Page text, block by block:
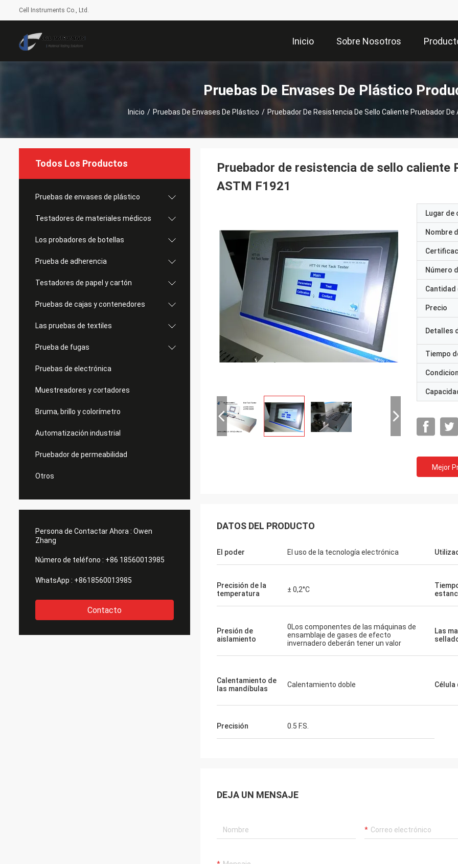
Cell Instruments Co., Ltd.
Inicio Sobre Nosotros
Pruebas De Envases De Plástico
Inicio / Pruebas De Envases De Plástico / Pruebador De Resistencia De Sello Caliente Pruebador De
Todos Los Productos
Pruebas de envases de plástico
Testadores de materiales médicos
Los probadores de botellas
Prueba de adherencia
Testadores de papel y cartón
Pruebas de cajas y contenedores
Las pruebas de textiles
Prueba de fugas
Pruebas de electrónica
Muestreadores y cortadores
Bruma, brillo y colorímetro
Automatización industrial
Pruebador de permeabilidad
Otros
Persona de Contactar Ahora : Owen
Zhang
Número de teléfono : +86 18560013985
WhatsApp : +8618560013985
Contacto
Pruebador de resistencia de sello caliente
ASTM F1921
Lugar de
Nombre
Número
Cantidad
Precio
Detalles
Tiempo
Mejor
DATOS DEL PRODUCTO
El poder El uso de la tecnología electrónica
Precisión de la
temperatura
± 0,2°C
Presión de
aislamiento
0Los componentes de las máquinas de
ensamblaje de gases de efecto
invernadero deberán tener un valor
Las
Calentamiento de
las mandíbulas
Calentamiento doble Célula
Precisión 0.5 F.S.
DEJA UN MENSAJE